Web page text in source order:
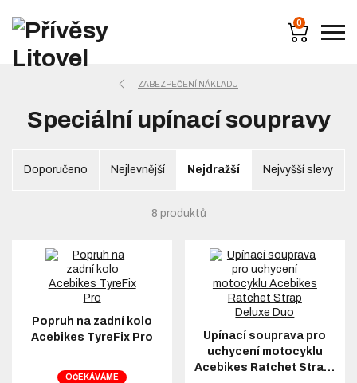
0
ZABEZPEČENÍ NÁKLADU
Speciální upínací soupravy
Doporučeno Nejlevnější Nejdražší Nejvyšší slevy
8 produktů
Popruh na zadní kolo
Acebikes TyreFix Pro
OČEKÁVÁME
Upínací souprava pro
uchycení motocyklu
Acebikes Ratchet Stra…